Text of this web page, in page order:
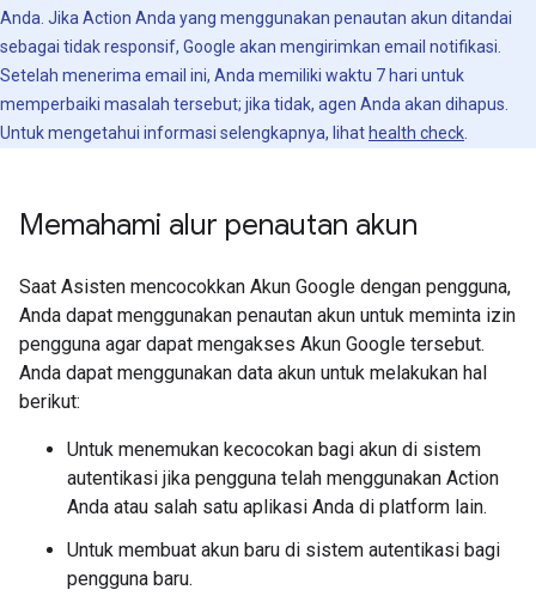
Anda. Jika Action Anda yang menggunakan penautan akun ditandai
sebagai tidak responsif, Google akan mengirimkan email notifikasi.
Setelah menerima email ini, Anda memiliki waktu 7 hari untuk
memperbaiki masalah tersebut; jika tidak, agen Anda akan dihapus.
Untuk mengetahui informasi selengkapnya, lihat health check
Memahami alur penautan akun
Saat Asisten mencocokkan Akun Google dengan pengguna,
Anda dapat menggunakan penautan akun untuk meminta izin
pengguna agar dapat mengakses Akun Google tersebut.
Anda dapat menggunakan data akun untuk melakukan hal
berikut:
Untuk menemukan kecocokan bagi akun di sistem
autentikasi jika pengguna telah menggunakan Action
Anda atau salah satu aplikasi Anda di platform lain.
Untuk membuat akun baru di sistem autentikasi bagi
pengguna baru.